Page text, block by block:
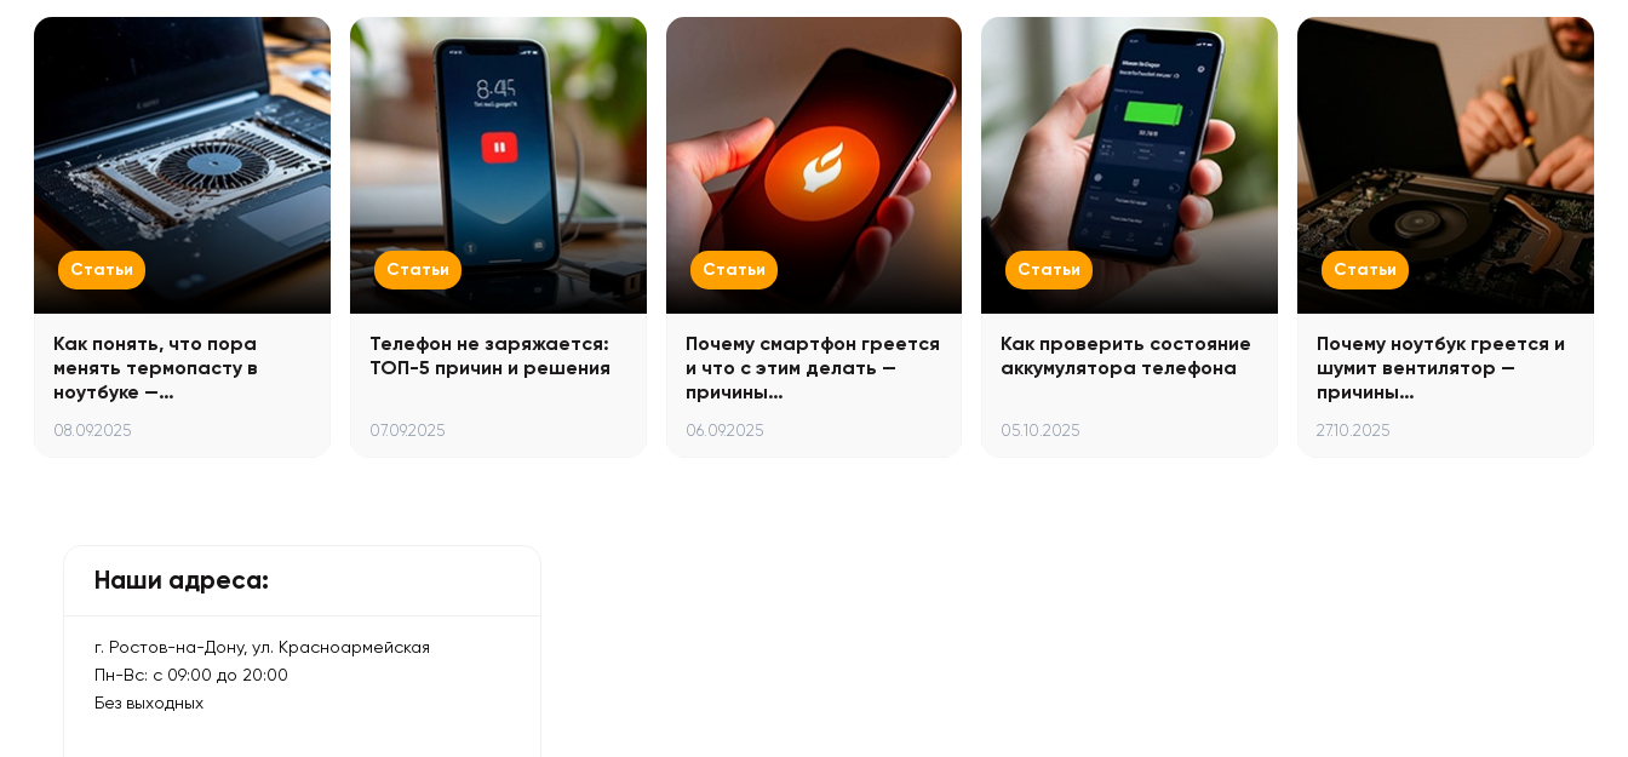
Статьи
Как понять, что пора
менять термопасту в
ноутбуке —…
08.09.2025
Статьи
Телефон не заряжается:
ТОП-5 причин и решения
07.09.2025
Статьи
Почему смартфон греется
и что с этим делать —
причины…
06.09.2025
Статьи
Как проверить состояние
аккумулятора телефона
05.10.2025
Статьи
Почему ноутбук греется и
шумит вентилятор —
причины…
27.10.2025
Наши адреса:
г. Ростов-на-Дону, ул. Красноармейская
Пн-Вс: с 09:00 до 20:00
Без выходных